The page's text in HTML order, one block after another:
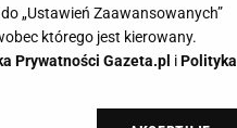
„Ustawień Zaawansowanych”
którego jest kierowany.
Prywatności Gazeta.pl iPolityka